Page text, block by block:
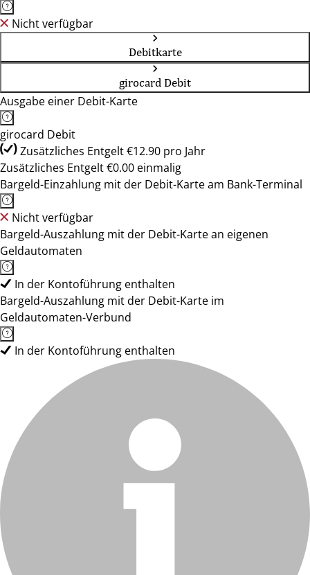
Nicht verfügbar
Debitkarte
girocard Debit
Ausgabe einer Debit-Karte
girocard Debit
Zusätzliches Entgelt €12.90 pro Jahr
Zusätzliches Entgelt €0.00 einmalig
Bargeld-Einzahlung mit der Debit-Karte am Bank-Terminal
Nicht verfügbar
Bargeld-Auszahlung mit der Debit-Karte an eigenen
Geldautomaten
In der Kontoführung enthalten
Bargeld-Auszahlung mit der Debit-Karte im
Geldautomaten-Verbund
In der Kontoführung enthalten